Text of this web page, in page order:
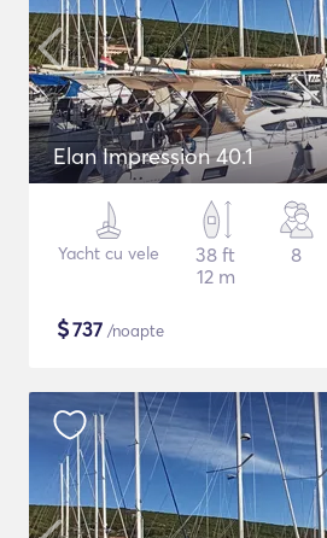
Elan Impression 40.1
Yacht cu vele
38 ft
12 m
8
$737 /noapte